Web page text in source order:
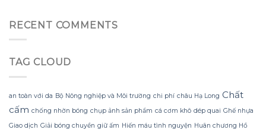
hình
không
phí
tiền?
Quyết
dụng
Sữa
RECENT COMMENTS
TAG CLOUD
an toàn với da Bộ Nông nghiệp và Môi trường chi phí châu Hạ Long Chất
cấm chống nhờn bóng chụp ảnh sản phẩm cá cơm khô dép quai Ghế nhựa
Giao dịch Giải bóng chuyền giữ ấm Hiến máu tình nguyện Huân chương Hồ